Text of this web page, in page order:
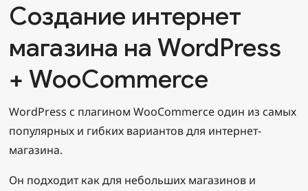
Создание интернет
магазина на WordPress
+ WooCommerce
WordPress с плагином WooCommerce один из самых
популярных и гибких вариантов для интернет-
магазина.
Он подходит как для небольших магазинов и